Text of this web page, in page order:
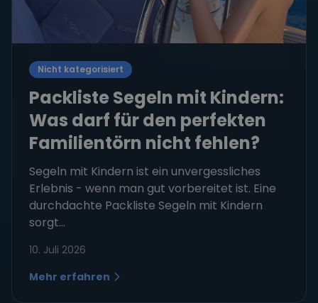
Nicht kategorisiert
Packliste Segeln mit Kindern:
Was darf für den perfekten
Familientörn nicht fehlen?
Segeln mit Kindern ist ein unvergessliches
Erlebnis - wenn man gut vorbereitet ist. Eine
durchdachte Packliste Segeln mit Kindern
sorgt...
10. Juli 2026
Mehr erfahren